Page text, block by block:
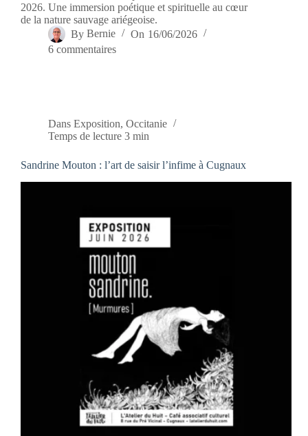
2026. Une immersion poétique et spirituelle au cœur
de la nature sauvage ariégeoise.
By Bernie On 16/06/2026
6 commentaires
Dans Exposition,Occitanie
Temps de lecture 3 min
Sandrine Mouton : l’art de saisir l’infime à Cugnaux